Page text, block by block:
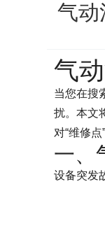
气动
气
当您在搜
扰。本文
对“维修
一、
设备突发